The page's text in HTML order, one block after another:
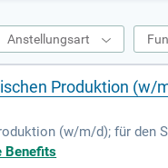
Anstellungsart
Produktion (w/
(w/m/d); für den
Benefits